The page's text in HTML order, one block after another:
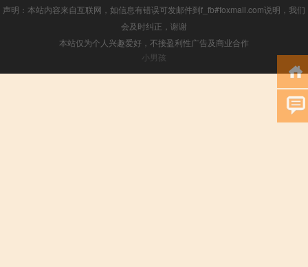
声明：本站内容来自互联网，如信息有错误可发邮件到f_fb#foxmail.com说明，我们
会及时纠正，谢谢
本站仅为个人兴趣爱好，不接盈利性广告及商业合作
小男孩